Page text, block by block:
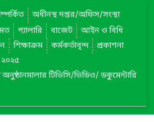
অধীনস্থ দপ্তর/অফিস/সংস্থা
গ্যালারি বাজেট
আইন ও বিধি
শিক্ষাক্রম কর্মকর্তাবৃন্দ
প্রকাশনা
২০২৫
টিভিসি/ভিডিও/ ডকুমেন্টারি